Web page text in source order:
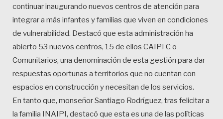
continuar inaugurando nuevos centros de atención para
integrar a más infantes y familias que viven en condiciones
de vulnerabilidad. Destacó que esta administración ha
abierto 53 nuevos centros, 15 de ellos CAIPI C o
Comunitarios, una denominación de esta gestión para dar
respuestas oportunas a territorios que no cuentan con
espacios en construcción y necesitan de los servicios.
En tanto que, monseñor Santiago Rodríguez, tras felicitar a
la familia INAIPI, destacó que esta es una de las políticas